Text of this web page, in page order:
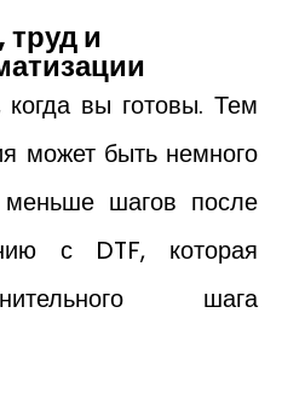
и
вы готовы. Тем
может быть немного
шагов после
с DTF, которая
шага